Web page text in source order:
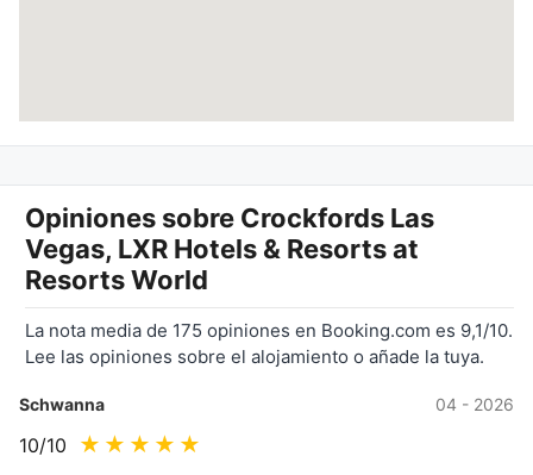
Opiniones sobre Crockfords Las
Vegas, LXR Hotels & Resorts at
Resorts World
La nota media de 175 opiniones en Booking.com es 9,1/10.
Lee las opiniones sobre el alojamiento o añade la tuya.
Schwanna 04 - 2026
10/10 ★ ★ ★ ★ ★